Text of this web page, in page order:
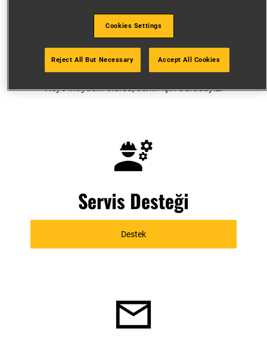
KALİTELİ DESTEK
GEREKTİRİR
Bizimle iletişime geçmek şimdi her zamankinden
daha kolay.
Neye ihtiyacın olursa, senin için buradayız.
Servis Desteği
Destek
Cookies Settings
Reject All But Necessary Accept All Cookies